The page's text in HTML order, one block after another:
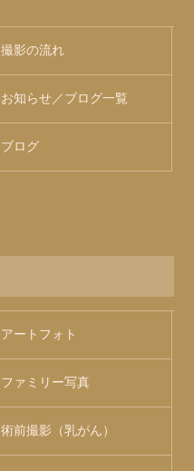
撮影の流れ
お知らせ／ブログ一覧
ブログ
アートフォト
ファミリー写真
術前撮影（乳がん）